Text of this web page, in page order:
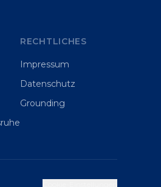
RECHTLICHES
Impressum
Datenschutz
Grounding